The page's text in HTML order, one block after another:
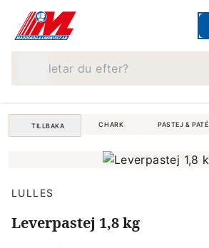
TILLBAKA CHARK PASTEJ & PATÉ
LULLES
Leverpastej 1,8 kg